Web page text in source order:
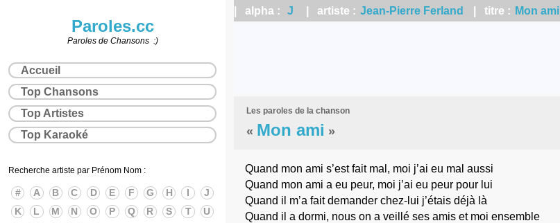
| alpha : J | artiste : Jean-Pierre Ferland | titre : Mon ami
Les paroles de la chanson
« Mon ami »
Quand mon ami s’est fait mal, moi j’ai eu mal aussi
Quand mon ami a eu peur, moi j’ai eu peur pour lui
Quand il m’a fait demander chez-lui j’étais déjà là
Quand il a dormi, nous on a veillé ses amis et moi ensemble
Paroles.cc
Paroles de Chansons :)
Accueil
Top Chansons
Top Artistes
Top Karaoké
Recherche artiste par Prénom Nom :
# A B C D E F G H I
J
K
L M N O P Q R S T
U